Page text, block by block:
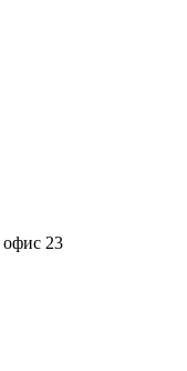
офис 23